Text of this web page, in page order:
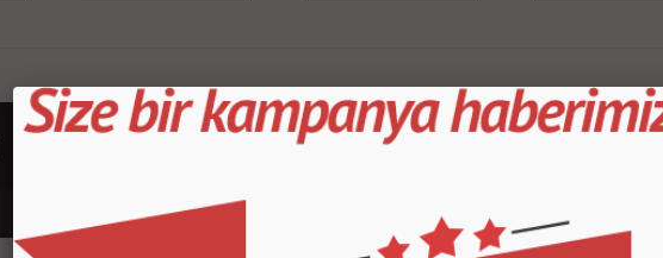
KURUMSAL